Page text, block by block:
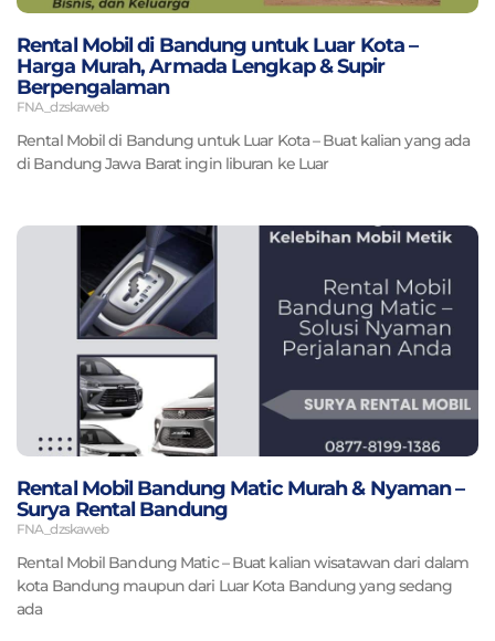
Rental Mobil di Bandung untuk Luar Kota –
Harga Murah, Armada Lengkap & Supir
Berpengalaman
FNA_dzskaweb
Rental Mobil di Bandung untuk Luar Kota – Buat kalian yang ada
di Bandung Jawa Barat ingin liburan ke Luar
Rental Mobil Bandung Matic Murah & Nyaman –
Surya Rental Bandung
FNA_dzskaweb
Rental Mobil Bandung Matic – Buat kalian wisatawan dari dalam
kota Bandung maupun dari Luar Kota Bandung yang sedang
ada